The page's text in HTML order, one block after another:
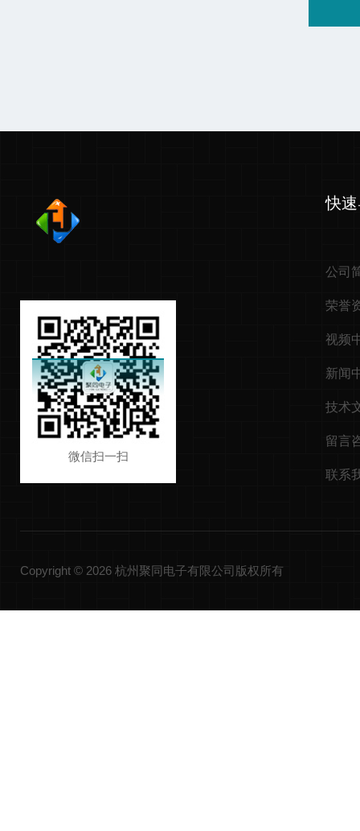
微信扫一扫
快
公司
荣誉
视频
新闻
技术
留言
联系
Copyright © 2026 杭州聚同电子有限公司版权所有